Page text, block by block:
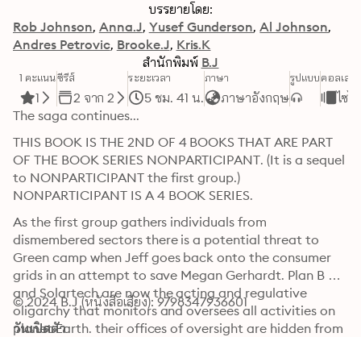
บรรยายโดย:
Rob Johnson Anna.J Yusef Gunderson Al Johnson
Andres Petrovic Brooke.J Kris.K
สำนักพิมพ์ B.J
1 คะแนน
1
ซีรีส์
2 จาก 2
ระยะเวลา
5 ชม. 41 น.
ภาษา
ภาษาอังกฤษ
รูปแบบคอลเลก
ไซไฟ
The saga continues...
THIS BOOK IS THE 2ND OF 4 BOOKS THAT ARE PART
OF THE BOOK SERIES NONPARTICIPANT. (It is a sequel
to NONPARTICIPANT the first group.)
NONPARTICIPANT IS A 4 BOOK SERIES.
As the first group gathers individuals from
dismembered sectors there is a potential threat to
Green camp when Jeff goes back onto the consumer
grids in an attempt to save Megan Gerhardt. Plan B
and Solartech are now the acting and regulative
oligarchy that monitors and oversees all activities on
planet Earth. their offices of oversight are hidden from
© 2024 B.J (หนังสือเสียง): 9798347936601
วันเปิดตัว